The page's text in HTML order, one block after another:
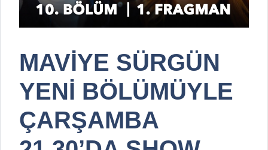
MAVİYE SÜRGÜN
YENİ BÖLÜMÜYLE
ÇARŞAMBA